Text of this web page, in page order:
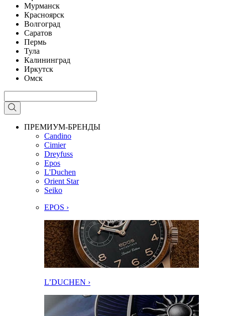
Мурманск
Красноярск
Волгоград
Саратов
Пермь
Тула
Калининград
Иркутск
Омск
ПРЕМИУМ-БРЕНДЫ
Candino
Cimier
Dreyfuss
Epos
L'Duchen
Orient Star
Seiko
EPOS ›
L’DUCHEN ›